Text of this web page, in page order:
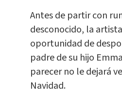
Antes de partir con
desconocido, la
oportunidad de
padre de su hijo
parecer no le dejará
Navidad.